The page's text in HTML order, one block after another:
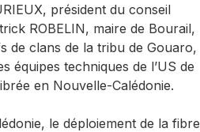
président du conseil
ROBELIN, maire de Bourail,
de clans de la tribu de Gouaro,
équipes techniques de l’US de
en Nouvelle-Calédonie.
le déploiement de la fibre